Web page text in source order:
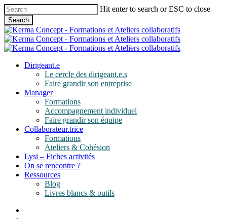
Skip
to
main
content
Hit enter to search or ESC to close
Search
Close
Search
search
Menu
Dirigeant.e
Le cercle des dirigeant.e.s
Faire grandir son entreprise
Manager
Formations
Accompagnement individuel
Faire grandir son équipe
Collaborateur.trice
Formations
Ateliers & Cohésion
Lysi – Fiches activités
On se rencontre ?
Ressources
Blog
Livres blancs & outils